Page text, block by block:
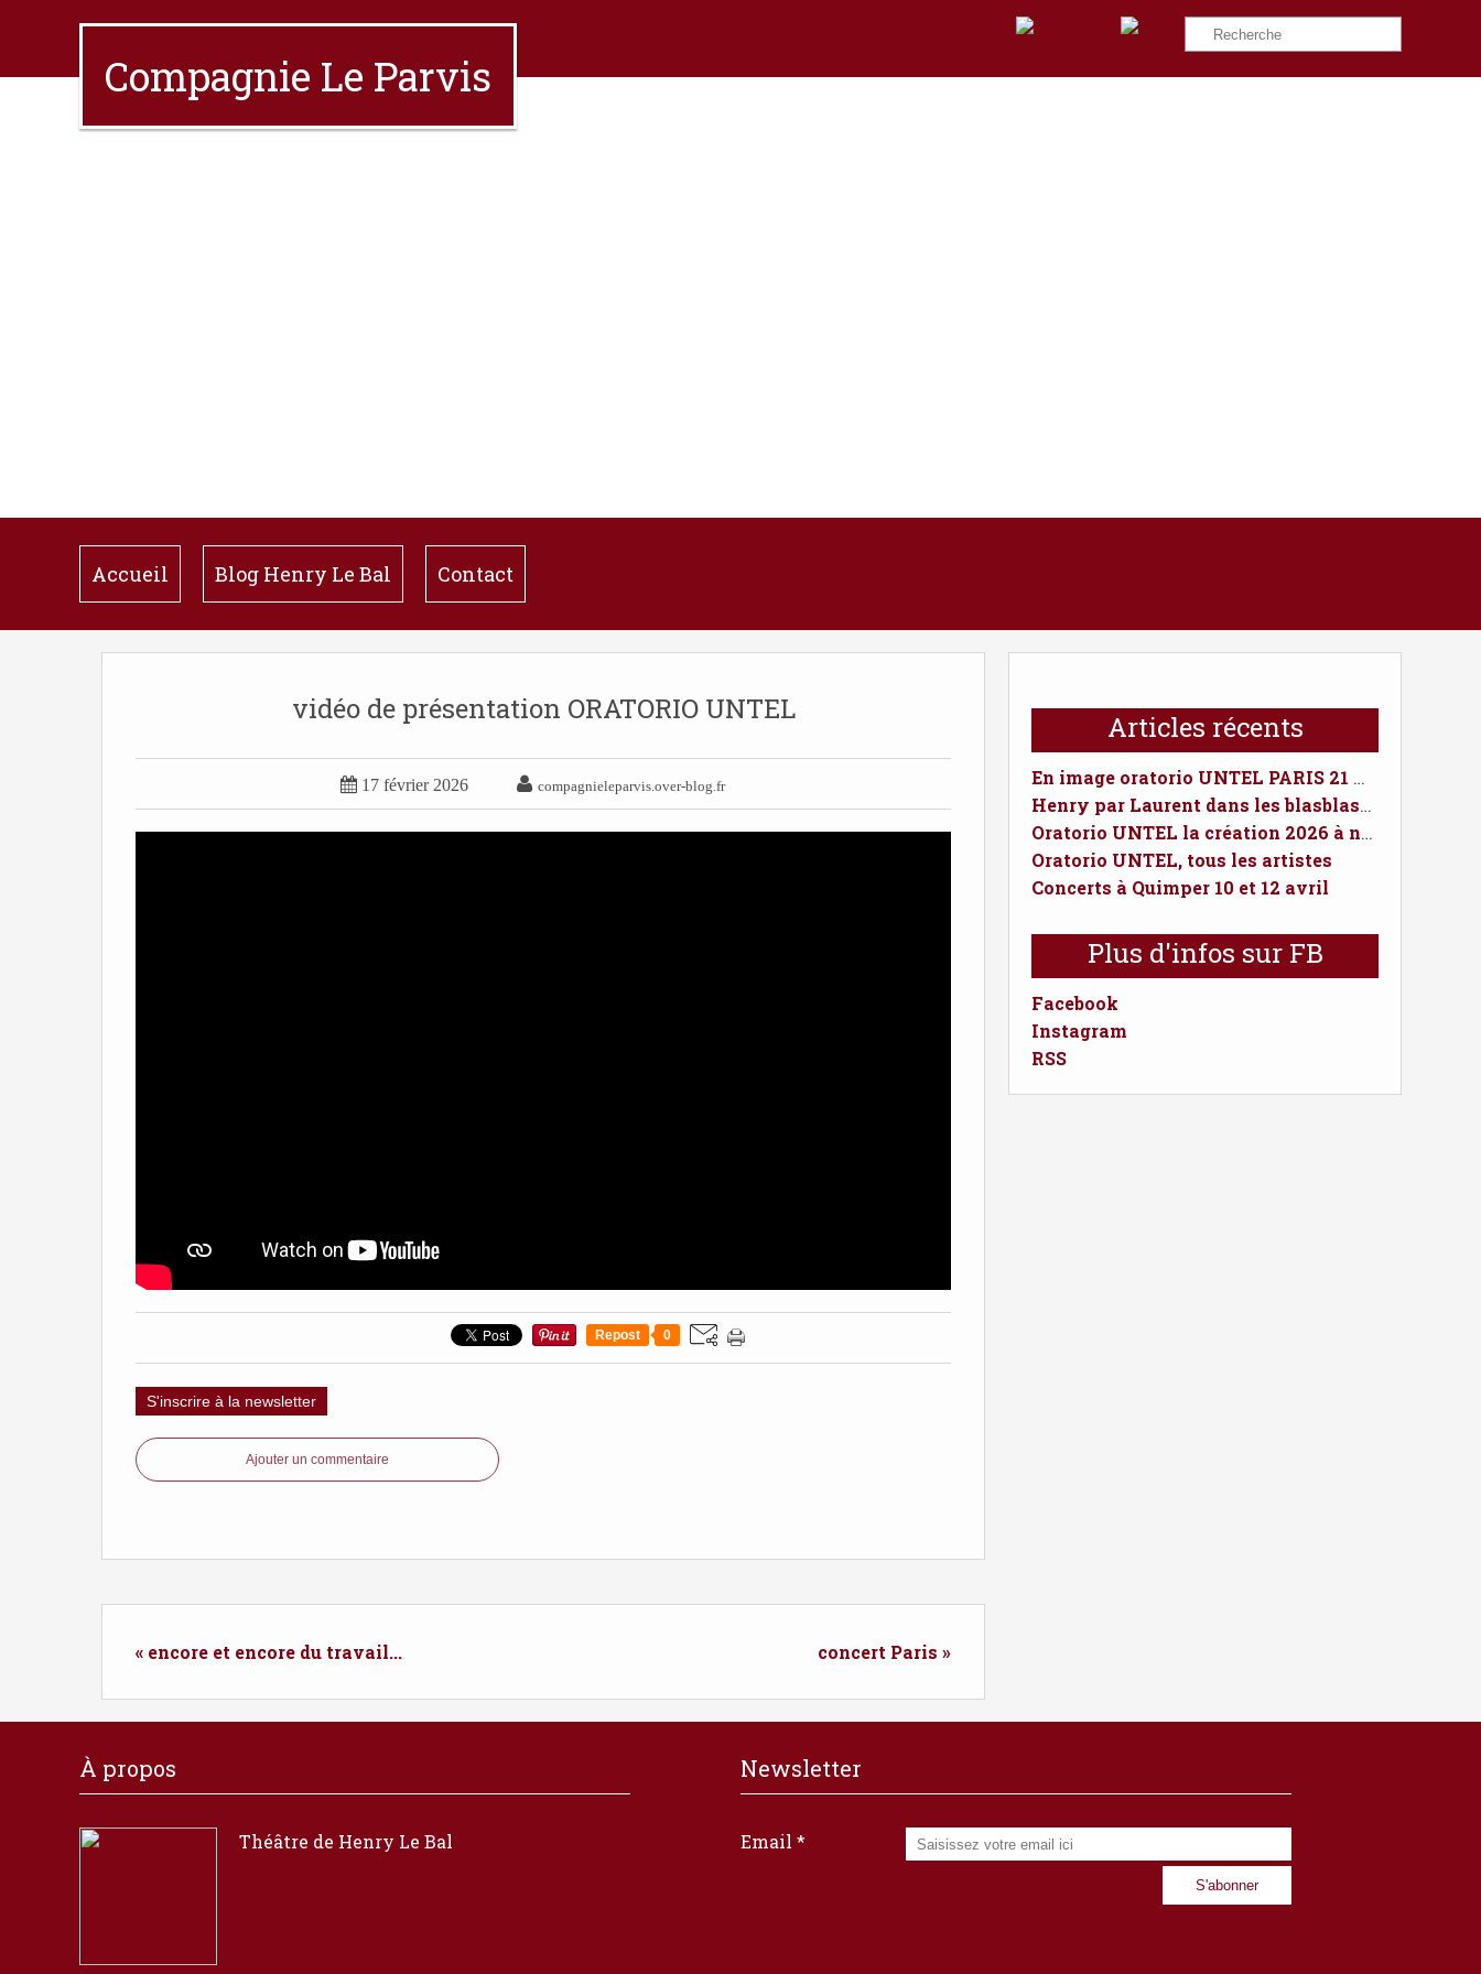
Compagnie Le Parvis
Accueil Blog Henry Le Bal Contact
Articles récents
En image oratorio UNTEL PARIS 21 MARS 2026
Henry par Laurent dans les blasblasduquai.fr
Oratorio UNTEL la création 2026 à ne pas manquer
Oratorio UNTEL, tous les artistes
Concerts à Quimper 10 et 12 avril
Plus d'infos sur FB
Facebook
Instagram
RSS
vidéo de présentation ORATORIO UNTEL
 17 février 2026  compagnieleparvis.over-blog.fr
Repost 0
S'inscrire à la newsletter
Ajouter un commentaire
« encore et encore du travail... concert Paris »
À propos
Théâtre de Henry Le Bal
Newsletter
Email